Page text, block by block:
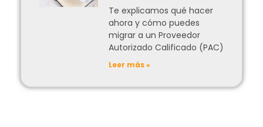
Te explicamos qué hacer
ahora y cómo puedes
migrar a un Proveedor
Autorizado Calificado (PAC)
Leer más »